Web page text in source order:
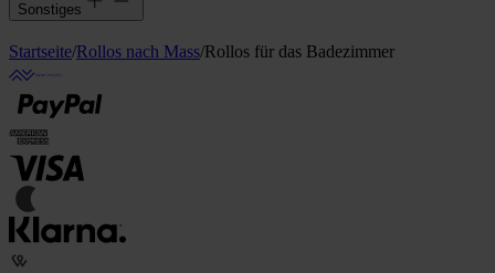
Sonstiges
Startseite/Rollos nach Mass/Rollos für das Badezimmer